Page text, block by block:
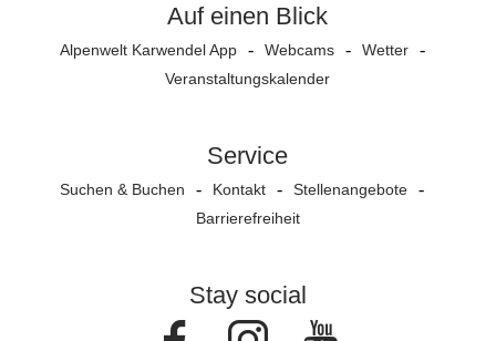
Auf einen Blick
Alpenwelt Karwendel App Webcams
Wetter
Veranstaltungs­kalender
Service
Suchen & Buchen Kontakt
Stellenangebote
Barrierefreiheit
Stay social
FacebookInstagram